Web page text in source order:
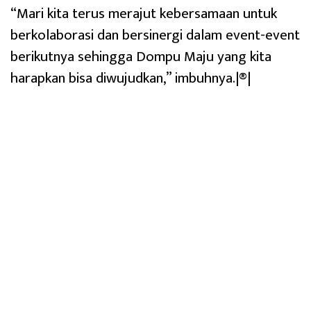
“Mari kita terus merajut kebersamaan untuk
berkolaborasi dan bersinergi dalam event-event
berikutnya sehingga Dompu Maju yang kita
harapkan bisa diwujudkan,” imbuhnya.|®|